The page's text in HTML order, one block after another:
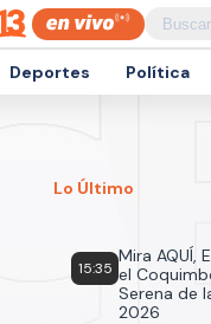
Deportes Política
Lo Último
15:35
Mira AQUÍ,
el
Serena de
2026